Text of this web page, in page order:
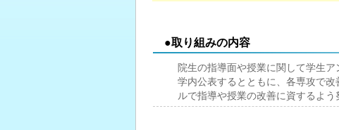
●取り組みの内容
院生の指導面や授業に関して学生
学内公表するとともに、各専攻で
ルで指導や授業の改善に資するよう